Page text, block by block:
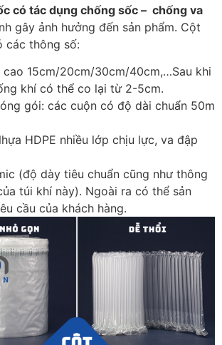
có tác dụng chống sốc – chống va
gây ảnh hưởng đến sản phẩm. Cột
các thông số:
cao 15cm/20cm/30cm/40cm,…Sau khi
khí có thể co lại từ 2-5cm.
gói: các cuộn có độ dài chuẩn 50m
HDPE nhiều lớp chịu lực, va đập
(độ dày tiêu chuẩn cũng như thông
túi khí này). Ngoài ra có thể sản
cầu của khách hàng.